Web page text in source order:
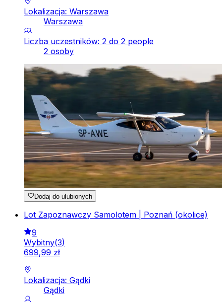
Lokalizacja: Warszawa
Warszawa
Liczba uczestników: 2 do 2 people
2 osoby
Dodaj do ulubionych
Lot Zapoznawczy Samolotem | Poznań (okolice)
9
Wybitny(3)
699,99 zł
Lokalizacja: Gądki
Gądki